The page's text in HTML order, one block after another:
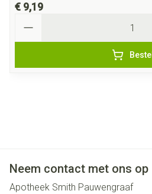
€ 9,19
Bestel
Neem contact met ons op
Apotheek Smith Pauwengraaf